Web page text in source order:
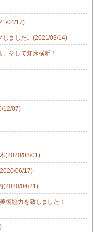
04/17)
ました。(2021/03/14)
そして知床横断！
12/07)
(2020/08/01)
06/17)
(2020/04/21)
術協力を致しました！